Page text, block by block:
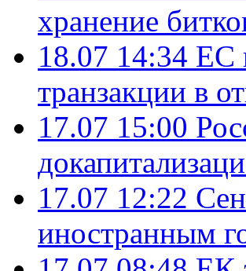
хранение
18.07 14:34 ЕС
транзакции в
17.07 15:00
17.07 12:22
иностранным